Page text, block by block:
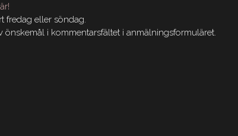
fredag eller söndag.
i kommentarsfältet i anmälningsformuläret.